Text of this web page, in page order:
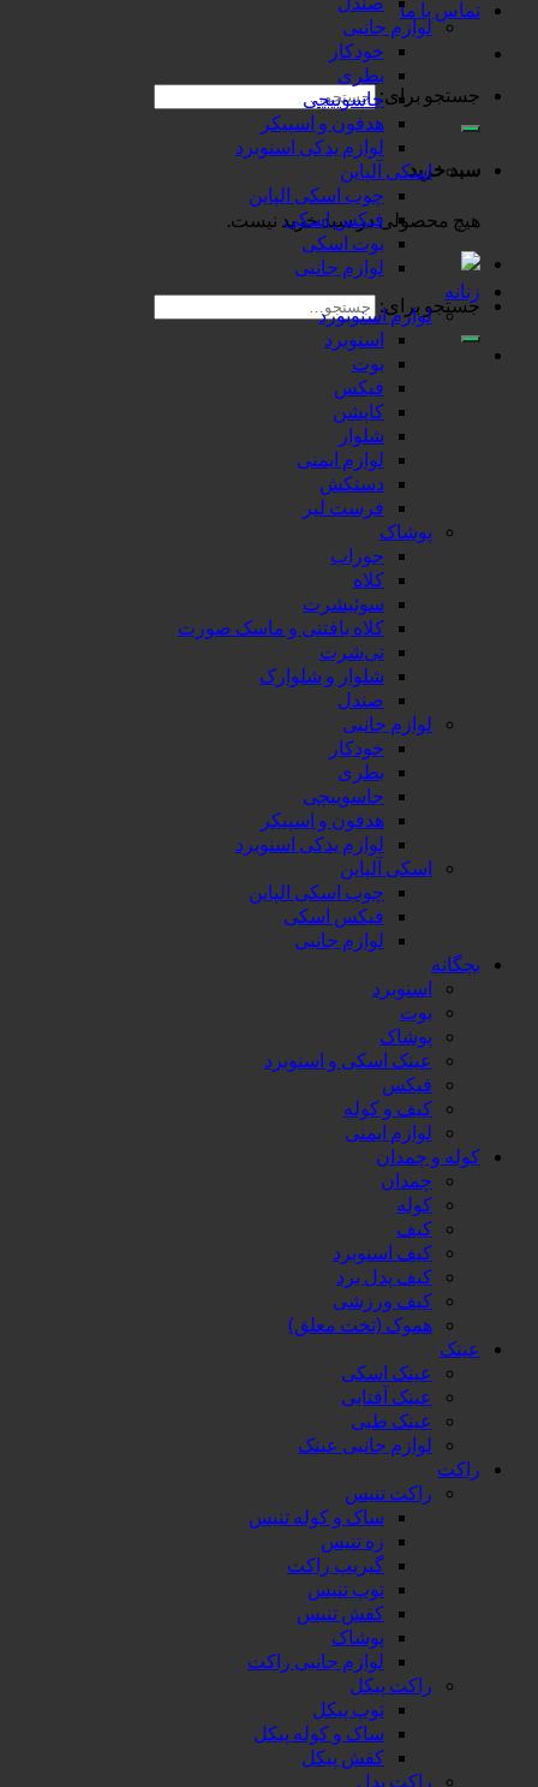
تماس با ما
جستجو برای:
سبد خرید
هیچ محصولی در سبد خرید نیست.
جستجو برای:
لوازم جانبی
خودکار
بطری
جاسوییچی
هدفون و اسپیکر
لوازم یدکی اسنوبرد
اسکی آلپاین
چوب اسکی الپاین
فیکس اسکی
بوت اسکی
لوازم جانبی
زنانه
لوازم اسنوبورد
اسنوبرد
بوت
فیکس
کاپشن
شلوار
لوازم ایمنی
دستکش
فرست لیر
پوشاک
جوراب
کلاه
سوئیشرت
کلاه بافتنی و ماسک صورت
تی‌شرت
شلوار و شلوارک
صندل
لوازم جانبی
خودکار
بطری
جاسوییچی
هدفون و اسپیکر
لوازم یدکی اسنوبرد
اسکی آلپاین
چوب اسکی الپاین
فیکس اسکی
لوازم جانبی
بچگانه
اسنوبرد
بوت
پوشاک
عینک اسکی و اسنوبرد
فیکس
کیف و کوله
لوازم ایمنی
کوله و چمدان
چمدان
کوله
کیف
کیف اسنوبرد
کیف پدل برد
کیف ورزشی
هموک (تخت معلق)
عینک
عینک اسکی
عینک آفتابی
عینک طبی
لوازم جانبی عینک
راکت
راکت تنیس
ساک و کوله تنیس
زه تنیس
گیریپ راکت
توپ تنیس
کفش تنیس
پوشاک
لوازم جانبی راکت
راکت پیکل
توپ پیکل
ساک و کوله پیکل
کفش پیکل
راکت پدل